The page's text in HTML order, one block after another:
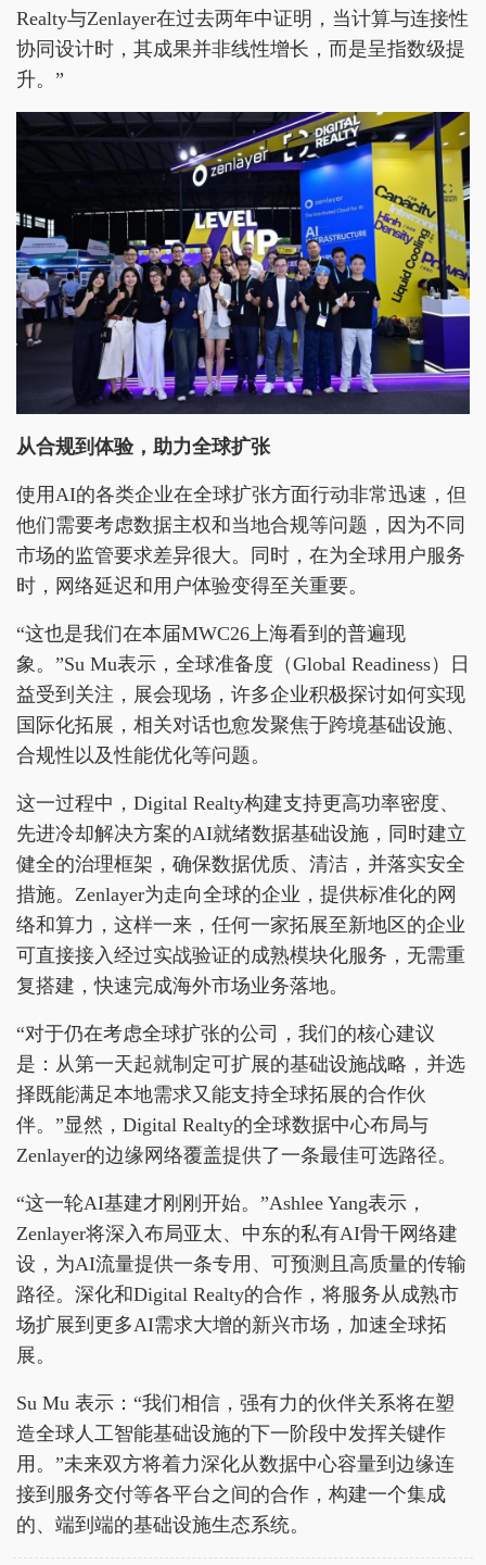
Realty与Zenlayer在过去两年中证明，当计算与连接性
协同设计时，其成果并非线性增长，而是呈指数级提
升。”
从合规到体验，助力全球扩张
使用AI的各类企业在全球扩张方面行动非常迅速，但
他们需要考虑数据主权和当地合规等问题，因为不同
市场的监管要求差异很大。同时，在为全球用户服务
时，网络延迟和用户体验变得至关重要。
“这也是我们在本届MWC26上海看到的普遍现
象。”Su Mu表示，全球准备度（Global Readiness）日
益受到关注，展会现场，许多企业积极探讨如何实现
国际化拓展，相关对话也愈发聚焦于跨境基础设施、
合规性以及性能优化等问题。
这一过程中，Digital Realty构建支持更高功率密度、
先进冷却解决方案的AI就绪数据基础设施，同时建立
健全的治理框架，确保数据优质、清洁，并落实安全
措施。Zenlayer为走向全球的企业，提供标准化的网
络和算力，这样一来，任何一家拓展至新地区的企业
可直接接入经过实战验证的成熟模块化服务，无需重
复搭建，快速完成海外市场业务落地。
“对于仍在考虑全球扩张的公司，我们的核心建议
是：从第一天起就制定可扩展的基础设施战略，并选
择既能满足本地需求又能支持全球拓展的合作伙
伴。”显然，Digital Realty的全球数据中心布局与
Zenlayer的边缘网络覆盖提供了一条最佳可选路径。
“这一轮AI基建才刚刚开始。”Ashlee Yang表示，
Zenlayer将深入布局亚太、中东的私有AI骨干网络建
设，为AI流量提供一条专用、可预测且高质量的传输
路径。深化和Digital Realty的合作，将服务从成熟市
场扩展到更多AI需求大增的新兴市场，加速全球拓
展。
Su Mu 表示：“我们相信，强有力的伙伴关系将在塑
造全球人工智能基础设施的下一阶段中发挥关键作
用。”未来双方将着力深化从数据中心容量到边缘连
接到服务交付等各平台之间的合作，构建一个集成
的、端到端的基础设施生态系统。